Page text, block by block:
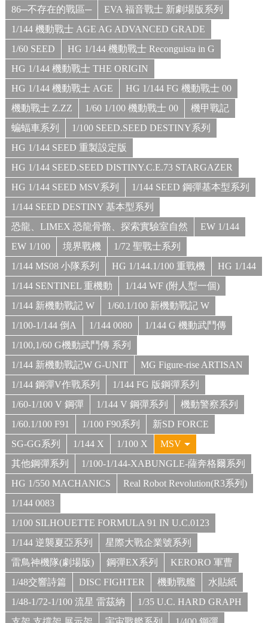
86─不存在的戰區─
EVA 福音戰士 新劇場版系列
1/144 機動戰士 AGE AG ADVANCED GRADE
1/60 SEED
HG 1/144 機動戰士 Reconguista in G
HG 1/144 機動戰士 THE ORIGIN
HG 1/144 機動戰士 AGE
HG 1/144 FG 機動戰士 00
機動戰士 Z.ZZ
1/60 1/100 機動戰士 00
機甲戰記
蝙蝠車系列
1/100 SEED.SEED DESTINY系列
HG 1/144 SEED 重製設定版
HG 1/144 SEED.SEED DISTINY.C.E.73 STARGAZER
HG 1/144 SEED MSV系列
1/144 SEED 鋼彈基本型系列
1/144 SEED DESTINY 基本型系列
恐龍、LIMEX 恐龍骨骼、探索實驗室自然
EW 1/144
EW 1/100
境界戰機
1/72 聖戰士系列
1/144 MS08 小隊系列
HG 1/144.1/100 重戰機
HG 1/144
1/144 SENTINEL 重機動
1/144 WF (附人型一個)
1/144 新機動戰記 W
1/60.1/100 新機動戰記 W
1/100-1/144 倒A
1/144 0080
1/144 G 機動武鬥傳
1/100,1/60 G機動武鬥傳 系列
1/144 新機動戰記W G-UNIT
MG Figure-rise ARTISAN
1/144 鋼彈V作戰系列
1/144 FG 版鋼彈系列
1/60-1/100 V 鋼彈
1/144 V 鋼彈系列
機動警察系列
1/60.1/100 F91
1/100 F90系列
新SD FORCE
SG-GG系列
1/144 X 1/100 X
MSV
其他鋼彈系列
1/100-1/144-XABUNGLE-薩奔格爾系列
HG 1/550 MACHANICS
Real Robot Revolution(R3系列)
1/144 0083
1/100 SILHOUETTE FORMULA 91 IN U.C.0123
1/144 逆襲夏亞系列
星際大戰企業號系列
雷鳥神機隊(劇場版)
鋼彈EX系列
KERORO 軍曹
1/48交響詩篇
DISC FIGHTER 機動戰艦
水貼紙
1/48-1/72-1/100 流星 雷茲納
1/35 U.C. HARD GRAPH